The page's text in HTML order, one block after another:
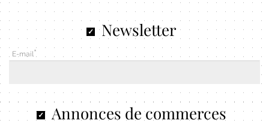
Newsletter
E-mail
Annonces de commerces